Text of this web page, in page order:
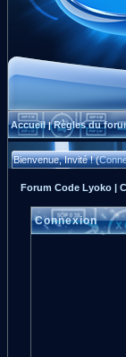
Accueil|Règles du
Bienvenue, Invité ! (
Forum Code Lyoko |
Connexion